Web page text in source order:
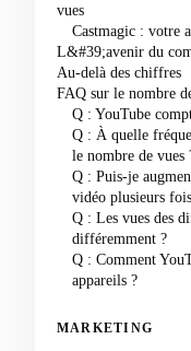
vues
Castmagic : votre
L&#39;avenir du
Au-delà des chiffres
FAQ sur le nombre
Q : YouTube
Q : À quelle
le nombre de vues
Q : Puis-je
vidéo plusieurs
Q : Les vues des
différemment ?
Q : Comment
appareils ?
MARKETING